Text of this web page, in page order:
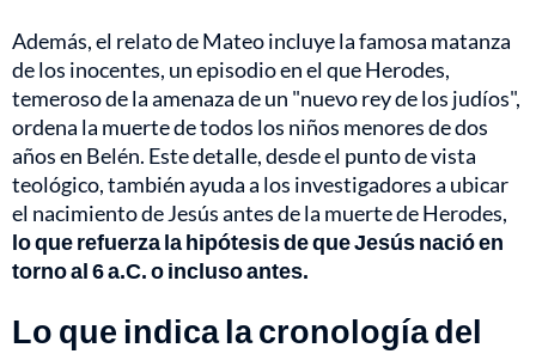
Además, el relato de Mateo incluye la famosa matanza
de los inocentes, un episodio en el que Herodes,
temeroso de la amenaza de un "nuevo rey de los judíos",
ordena la muerte de todos los niños menores de dos
años en Belén. Este detalle, desde el punto de vista
teológico, también ayuda a los investigadores a ubicar
el nacimiento de Jesús antes de la muerte de Herodes,
lo que refuerza la hipótesis de que Jesús nació en
torno al 6 a.C. o incluso antes.
Lo que indica la cronología del